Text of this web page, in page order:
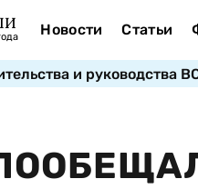
Новости Статьи
и руководства